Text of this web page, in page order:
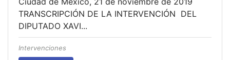
TRANSCRIPCIÓN DE LA INTERVENCIÓN DEL
DIPUTADO XAVI...
Intervenciones